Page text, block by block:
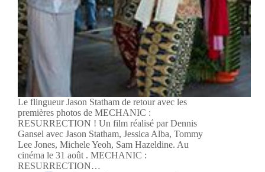
Le flingueur Jason Statham de retour avec les
premières photos de MECHANIC :
RESURRECTION ! Un film réalisé par Dennis
Gansel avec Jason Statham, Jessica Alba, Tommy
Lee Jones, Michele Yeoh, Sam Hazeldine. Au
cinéma le 31 août . MECHANIC :
RESURRECTION…